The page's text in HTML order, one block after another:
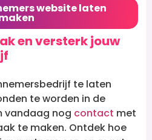
website laten
en versterk jouw
te laten
te worden in de
vandaag nog contact met
te maken. Ontdek hoe